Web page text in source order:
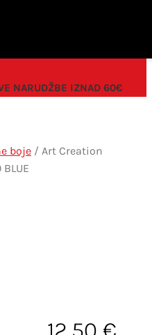
NARUDŽBE IZNAD 60€
boje / Art Creation